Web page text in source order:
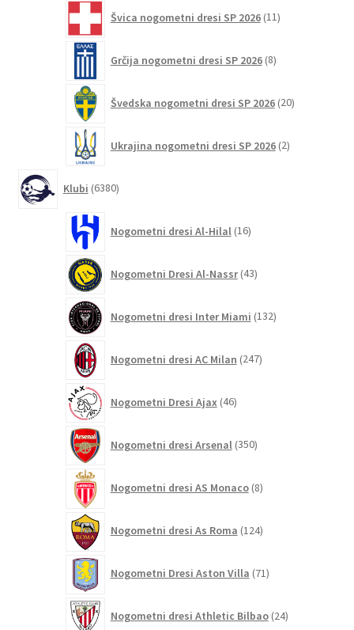
Švica nogometni dresi SP 2026 11izdelkov
Grčija nogometni dresi SP 2026 8izdelkov
Švedska nogometni dresi SP 2026 20izdelkov
Ukrajina nogometni dresi SP 2026 2izdelka
Klubi 6380izdelkov
Nogometni dresi Al-Hilal 16izdelkov
Nogometni Dresi Al-Nassr 43izdelkov
Nogometni dresi Inter Miami 132izdelkov
Nogometni dresi AC Milan 247izdelkov
Nogometni Dresi Ajax 46izdelkov
Nogometni dresi Arsenal 350izdelkov
Nogometni dresi AS Monaco 8izdelkov
Nogometni dresi As Roma 124izdelkov
Nogometni Dresi Aston Villa 71izdelkov
Nogometni dresi Athletic Bilbao 24izdelkov